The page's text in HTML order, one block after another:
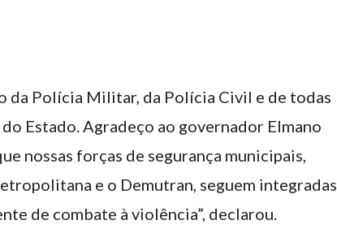
da Polícia Militar, da Polícia Civil e de todas
Estado. Agradeço ao governador Elmano
nossas forças de segurança municipais,
e o Demutran, seguem integradas
de combate à violência”, declarou.